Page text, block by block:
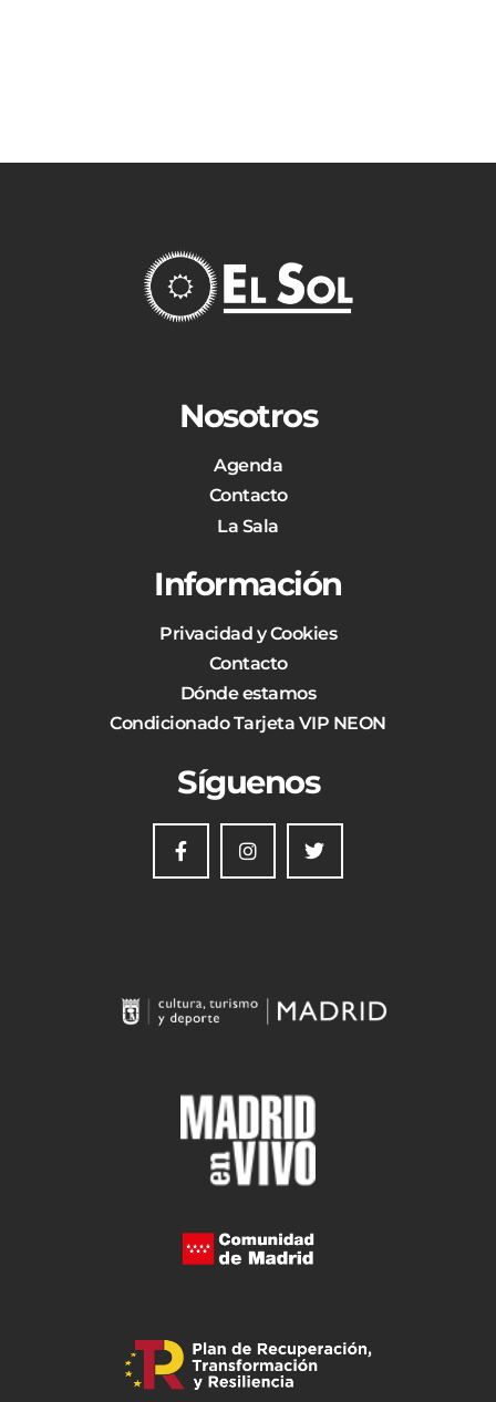
Nosotros
Agenda
Contacto
La Sala
Información
Privacidad y Cookies
Contacto
Dónde estamos
Condicionado Tarjeta VIP NEON
Síguenos